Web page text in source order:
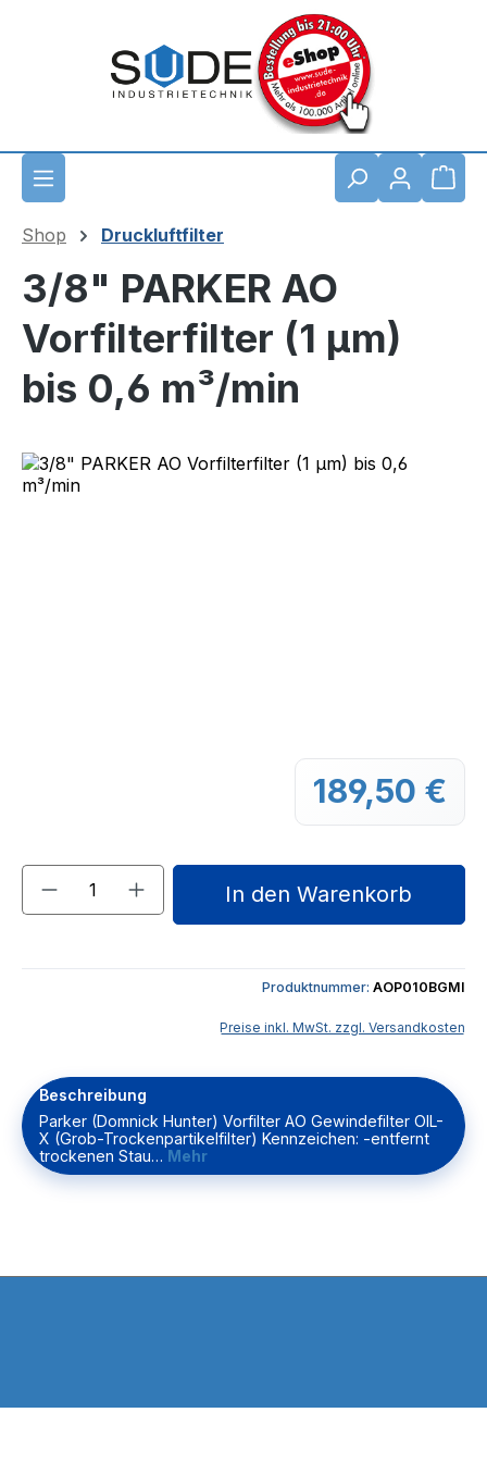
Shop Druckluftfilter
3/8" PARKER AO
Vorfilterfilter (1 µm)
bis 0,6 m³/min
Bildergalerie überspringen
189,50 €
Produkt Anzahl: Gib den gewünschten
In den Warenkorb
Produktnummer: AOP010BGMI
Preise inkl. MwSt. zzgl. Versandkosten
Beschreibung
Parker (Domnick Hunter) Vorfilter AO Gewindefilter OIL-
X (Grob-Trockenpartikelfilter) Kennzeichen: -entfernt
trockenen Stau… Mehr